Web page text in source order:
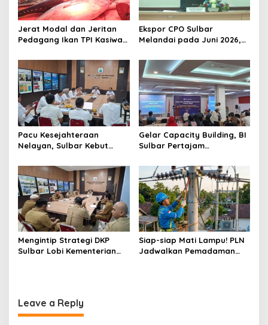
a
t
i
o
n
Jerat Modal dan Jeritan
Pedagang Ikan TPI Kasiwa
Melonjak
Ekspor CPO Sulbar
Melandai pada Juni 2026,
Justru Melonjak 149 Persen
Pacu Kesejahteraan
Nelayan, Sulbar Kebut
Merah Putih dan Bantuan
Kapal
Gelar Capacity Building, BI
Sulbar Pertajam
Mengintip Strategi DKP
Sulbar Lobi Kementerian
Siap-siap Mati Lampu! PLN
Jadwalkan Pemadaman
Leave a Reply